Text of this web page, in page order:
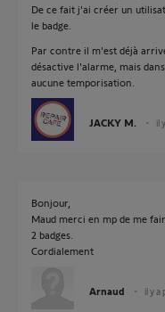
De ce fait j'ai créer un
le badge.
Par contre il m'est déjà
désactive l'alarme, mais
aucune temporisation.
JACKY M. il
Bonjour,
Maud merci en mp de me
2 badges.
Cordialement
Arnaud il y a